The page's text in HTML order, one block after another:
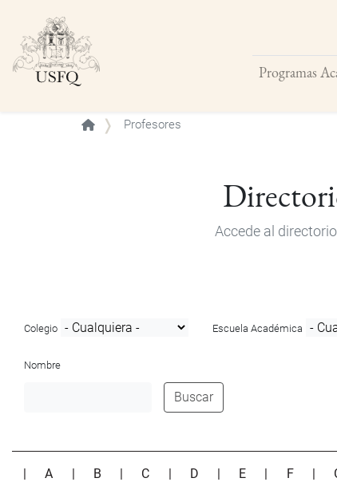
Programas
Buscar
Profesores
Accede al
Colegio Escuela Académica
Nombre
Buscar
|A B C D E F